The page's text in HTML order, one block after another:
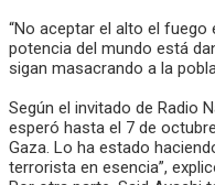
“No aceptar el alto el fuego
potencia del mundo está
sigan masacrando a la
Según el invitado de Radio
esperó hasta el 7 de
Gaza. Lo ha estado
terrorista en esencia”,